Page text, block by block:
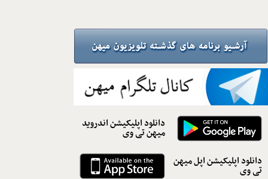
دانلود اپلیکیشن اندروید
میهن تی وی
دانلود اپلیکیشن اپل میهن
تی وی